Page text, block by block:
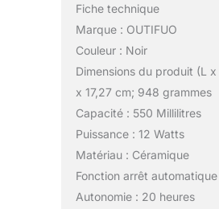
Fiche technique
Marque : OUTIFUO
Couleur : Noir
Dimensions du produit (L x
x 17,27 cm; 948 grammes
Capacité : 550 Millilitres
Puissance : 12 Watts
Matériau : Céramique
Fonction arrêt
Autonomie : 20 heures